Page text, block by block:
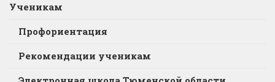
Ученикам
Профориентация
Рекомендации ученикам